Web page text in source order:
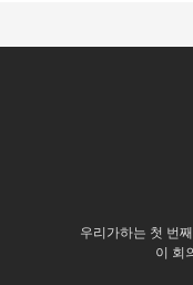
우리가하는 첫 번
이 회